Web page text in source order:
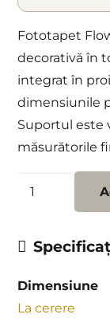
Fototapet
decorativă în
integrat în
dimensiunile
Suportul este
măsurătorile
Dimensiune
La cerere